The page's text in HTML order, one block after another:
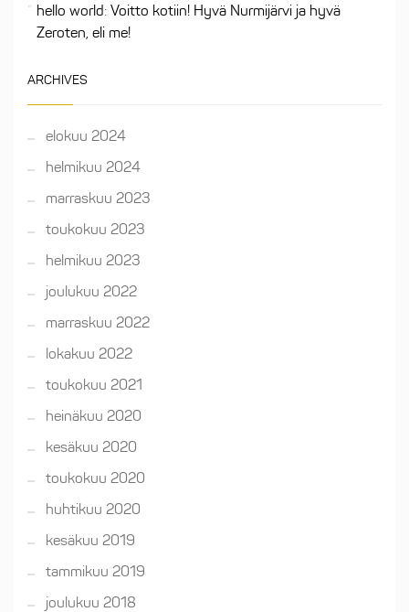
hello world: Voitto kotiin! Hyvä Nurmijärvi ja hyvä
Zeroten, eli me!
ARCHIVES
elokuu 2024
helmikuu 2024
marraskuu 2023
toukokuu 2023
helmikuu 2023
joulukuu 2022
marraskuu 2022
lokakuu 2022
toukokuu 2021
heinäkuu 2020
kesäkuu 2020
toukokuu 2020
huhtikuu 2020
kesäkuu 2019
tammikuu 2019
joulukuu 2018